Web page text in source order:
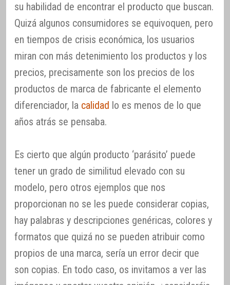
su habilidad de encontrar el producto que buscan.
Quizá algunos consumidores se equivoquen, pero
en tiempos de crisis económica, los usuarios
miran con más detenimiento los productos y los
precios, precisamente son los precios de los
productos de marca de fabricante el elemento
diferenciador, la calidad lo es menos de lo que
años atrás se pensaba.
Es cierto que algún producto ‘parásito’ puede
tener un grado de similitud elevado con su
modelo, pero otros ejemplos que nos
proporcionan no se les puede considerar copias,
hay palabras y descripciones genéricas, colores y
formatos que quizá no se pueden atribuir como
propios de una marca, sería un error decir que
son copias. En todo caso, os invitamos a ver las